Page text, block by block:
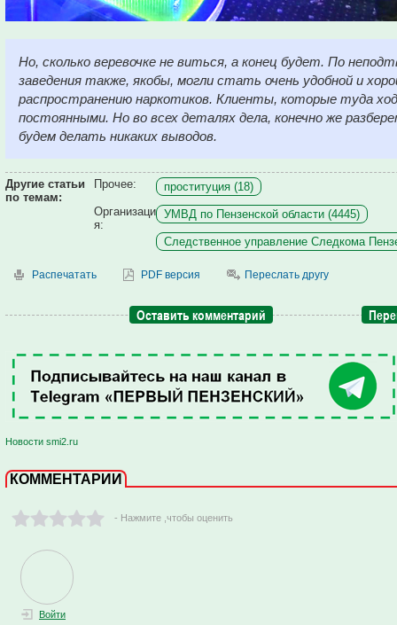
Но, сколько веревочке не виться, а конец будет. По
заведения также, якобы, могли стать очень удобной и
распространению наркотиков. Клиенты, которые туда
постоянными. Но во всех деталях дела, конечно же
будем делать никаких выводов.
Другие статьи
по темам:
Прочее:
проституция (18)
Организаци
я:
УМВД по Пензенской области (4445)
Следственное управление Следкома
Распечатать PDF версия Переслать другу
Оставить комментарий
Новости smi2.ru
КОММЕНТАРИИ
- Нажмите ,чтобы оценить
Войти